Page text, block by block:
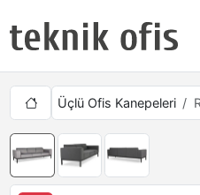
Üçlü Ofis Kanepeleri